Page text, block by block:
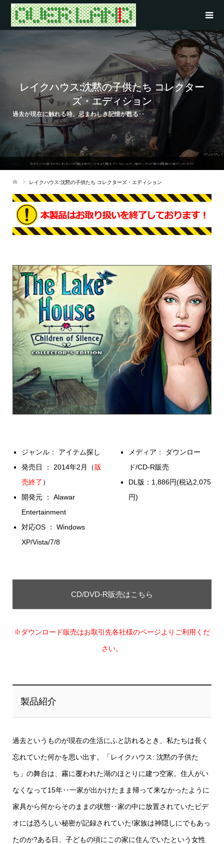
レイクハウス:沈黙の子供たち コレクター
ズ・エディション
過去が現在に触れる時、忌まわしき記憶が甦る‥
レイクハウス:沈黙の子供たち コレクターズ・エディション
ジャンル： アイテム探し
発売日 ： 2014年2月（販
売終了 ）
開発元 ： Alawar
Entertainment
対応OS ： Windows
XP/Vista/7/8
メディア： ダウンロー
ド/CD-R販売
DL版：1,886円(税込2,075
円)
CD/DVD-R販売はこちら
※ダウンロード販売はお取引先各社様のページよりご利用くだ
さい。
製品紹介
過去というものが現在の生活にふと訪れるとき、私たちは長く
忘れていた何かを思い出す。「レイクハウス: 沈黙の子供た
ち」の舞台は、霧に覆われた湖のほとりに建つ空家。住人がい
なくなって15年‥一家が出かけたまま帰って来なかったように
家具から何からそのままの状態‥家の中に放置されていたビデ
オには恐ろしい秘密が記録されていた!家族は神隠しにでもあっ
たのか?ある日、子どもの頃にこの家に住んでいたという女性